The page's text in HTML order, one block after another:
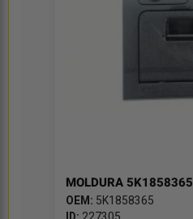
MOLDURA 5K1858365
OEM: 5K1858365